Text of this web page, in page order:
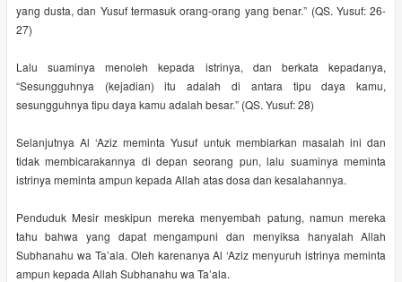
yang dusta, dan Yusuf termasuk orang-orang yang benar.” (QS. Yusuf: 26-
27)
Lalu suaminya menoleh kepada istrinya, dan berkata kepadanya,
“Sesungguhnya (kejadian) itu adalah di antara tipu daya kamu,
sesungguhnya tipu daya kamu adalah besar.” (QS. Yusuf: 28)
Selanjutnya Al ‘Aziz meminta Yusuf untuk membiarkan masalah ini dan
tidak membicarakannya di depan seorang pun, lalu suaminya meminta
istrinya meminta ampun kepada Allah atas dosa dan kesalahannya.
Penduduk Mesir meskipun mereka menyembah patung, namun mereka
tahu bahwa yang dapat mengampuni dan menyiksa hanyalah Allah
Subhanahu wa Ta’ala. Oleh karenanya Al ‘Aziz menyuruh istrinya meminta
ampun kepada Allah Subhanahu wa Ta’ala.